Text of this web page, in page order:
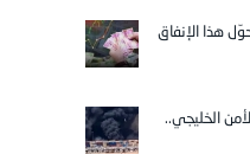
هذا الإنفاق
الخليجي..